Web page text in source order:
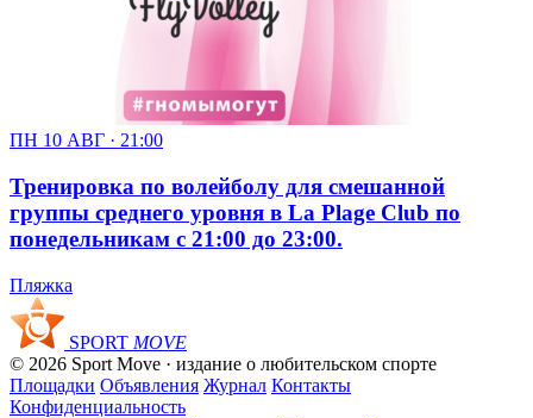
ПН 10 АВГ · 21:00
Тренировка по волейболу для смешанной
группы среднего уровня в La Plage Club по
понедельникам с 21:00 до 23:00.
Пляжка
SPORT MOVE
© 2026 Sport Move · издание о любительском спорте
Площадки Объявления Журнал Контакты
Конфиденциальность